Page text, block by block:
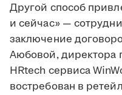
Другой способ
и сейчас» —
заключение
Аюбовой, директора
HRtech сервиса
востребован в